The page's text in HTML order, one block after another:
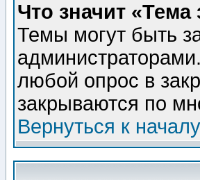
Что значит «Тема
Темы могут быть
любой опрос в
закрываются по
Вернуться к началу